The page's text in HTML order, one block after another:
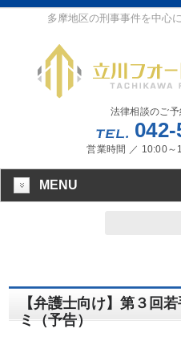
多摩地区の刑事事件を中心
法律相談のご
営業時間 ／ 10:00～
MENU
【弁護士向け】第３回
ミ（予告）